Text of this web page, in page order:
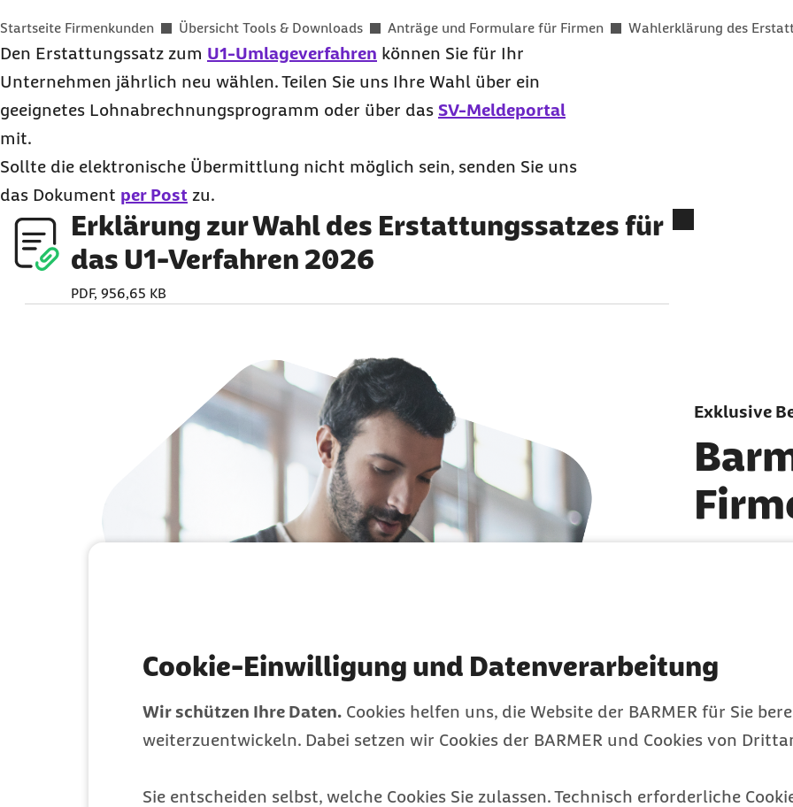
Cookie-Einwilligung und Datenverarbeitung
Wir schützen Ihre Daten. Cookies helfen uns, die Website der BARMER für Sie
weiterzuentwickeln. Dabei setzen wir Cookies der BARMER und Cookies von
Sie entscheiden selbst, welche Cookies Sie zulassen. Technisch erforderliche
Sie befinden sich hier:
Startseite Firmenkunden Übersicht Tools & Downloads Anträge und Formulare für Firmen Wahlerklärung des
Den Erstattungssatz zum U1-Umlageverfahren können Sie für Ihr
Unternehmen jährlich neu wählen. Teilen Sie uns Ihre Wahl über ein
geeignetes Lohnabrechnungsprogramm oder über das SV-Meldeportal
mit.
Sollte die elektronische Übermittlung nicht möglich sein, senden Sie uns
das Dokument per Post zu.
Erklärung zur Wahl des Erstattungssatzes für
das U1-Verfahren 2026
PDF, 956,65 KB
Exklusive